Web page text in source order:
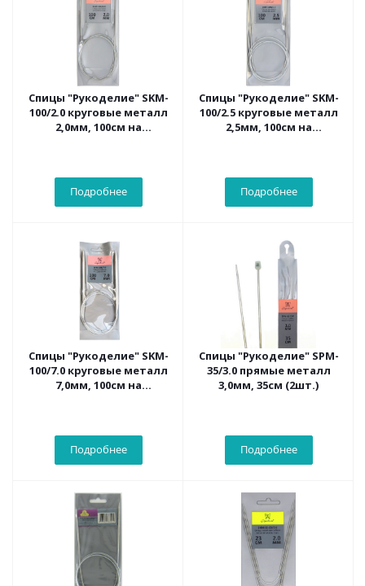
Спицы "Рукоделие" SKM-
100/2.0 круговые металл
2,0мм, 100см на
Подробнее
Спицы "Рукоделие" SKM-
100/2.5 круговые металл
2,5мм, 100см на
Подробнее
Спицы "Рукоделие" SKM-
100/7.0 круговые металл
7,0мм, 100см на
Подробнее
Спицы "Рукоделие" SPM-
35/3.0 прямые металл
3,0мм, 35см (2шт.)
Подробнее